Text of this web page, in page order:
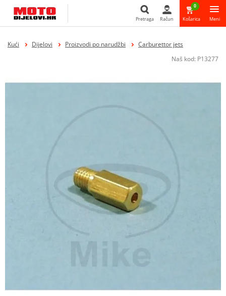
Pretraga
Pretraga Račun
0
Košarica Meni
Kući Dijelovi Proizvodi po narudžbi
Carburettor jets
Naš kod: P13277